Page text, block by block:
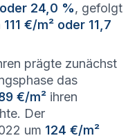
24,0 %, gefolgt
111 €/m² oder 11,7
prägte zunächst
das
€/m² ihren
Der
um 124 €/m²